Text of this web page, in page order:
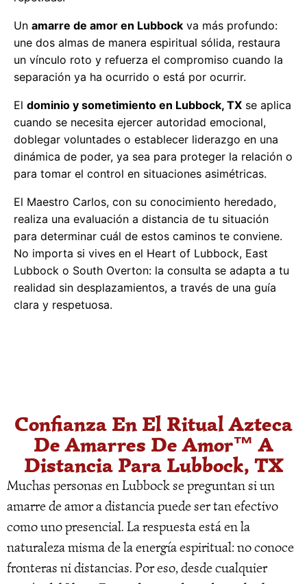
Un amarre de amor en Lubbock va más profundo:
une dos almas de manera espiritual sólida, restaura
un vínculo roto y refuerza el compromiso cuando la
separación ya ha ocurrido o está por ocurrir.
El dominio y sometimiento en Lubbock, TX se aplica
cuando se necesita ejercer autoridad emocional,
doblegar voluntades o establecer liderazgo en una
dinámica de poder, ya sea para proteger la relación o
para tomar el control en situaciones asimétricas.
El Maestro Carlos, con su conocimiento heredado,
realiza una evaluación a distancia de tu situación
para determinar cuál de estos caminos te conviene.
No importa si vives en el Heart of Lubbock, East
Lubbock o South Overton: la consulta se adapta a tu
realidad sin desplazamientos, a través de una guía
clara y respetuosa.
Confianza En El Ritual Azteca
De Amarres De Amor™ A
Distancia Para Lubbock, TX
Muchas personas en Lubbock se preguntan si un
amarre de amor a distancia puede ser tan efectivo
como uno presencial. La respuesta está en la
naturaleza misma de la energía espiritual: no conoce
fronteras ni distancias. Por eso, desde cualquier